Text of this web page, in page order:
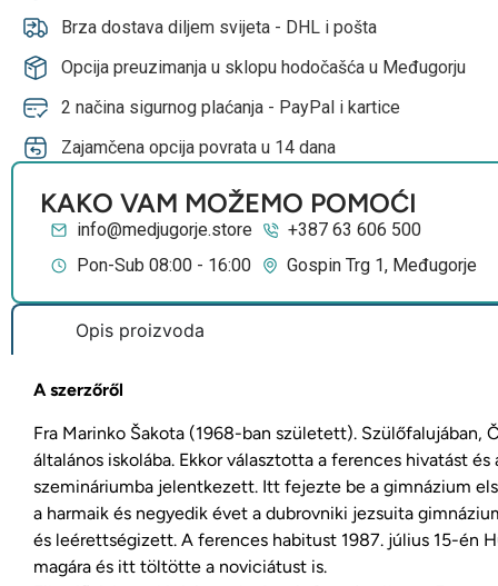
Brza dostava diljem svijeta - DHL i pošta
Opcija preuzimanja u sklopu hodočašća u Međugorju
2 načina sigurnog plaćanja - PayPal i kartice
Zajamčena opcija povrata u 14 dana
KAKO VAM MOŽEMO POMOĆI
info@medjugorje.store
+387 63 606 500
Pon-Sub 08:00 - 16:00
Gospin Trg 1, Međugorje
Opis proizvoda
A szerzőről
Fra Marinko Šakota (1968-ban született). Szülőfalujában,
általános iskolába. Ekkor választotta a ferences hivatást és
szemináriumba jelentkezett. Itt fejezte be a gimnázium
a harmaik és negyedik évet a dubrovniki jezsuita
és leérettségizett. A ferences habitust 1987. július 15-én
magára és itt töltötte a noviciátust is.